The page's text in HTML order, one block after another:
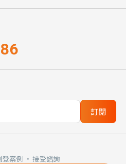
訂閱
登案例 · 接受諮詢